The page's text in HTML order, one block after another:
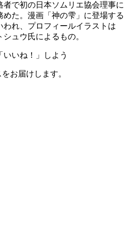
者で初の日本ソムリエ協会理事に
めた。漫画「神の雫」に登場する
れ、プロフィールイラストは
シュウ氏によるもの。
いね！」しよう
お届けします。